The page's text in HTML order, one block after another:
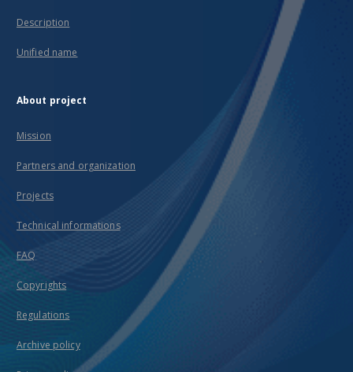
Description
Unified name
About project
Mission
Partners and organization
Projects
Technical informations
FAQ
Copyrights
Regulations
Archive policy